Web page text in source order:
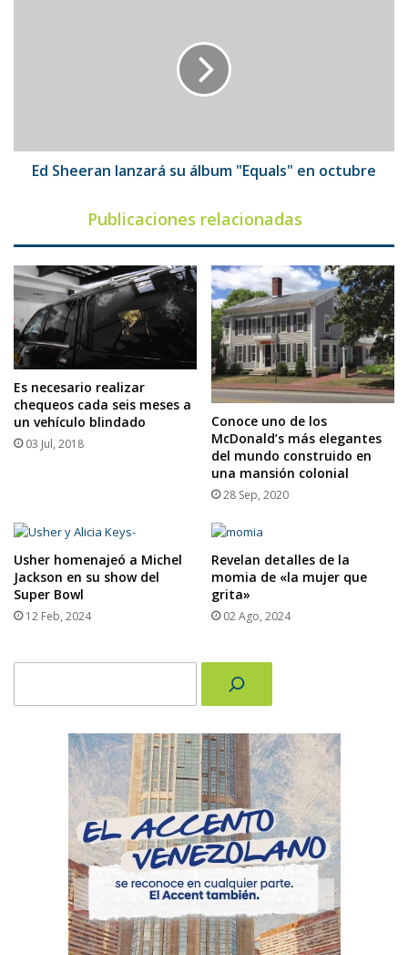
Ed Sheeran lanzará su álbum "Equals" en octubre
Publicaciones relacionadas
Es necesario realizar
chequeos cada seis meses a
un vehículo blindado
03 Jul, 2018
Conoce uno de los
McDonald’s más elegantes
del mundo construido en
una mansión colonial
28 Sep, 2020
Usher homenajeó a Michel
Jackson en su show del
Super Bowl
12 Feb, 2024
Revelan detalles de la
momia de «la mujer que
grita»
02 Ago, 2024